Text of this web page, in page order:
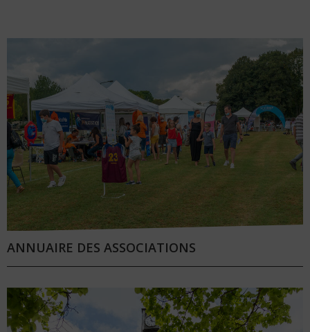
ANNUAIRE DES ASSOCIATIONS